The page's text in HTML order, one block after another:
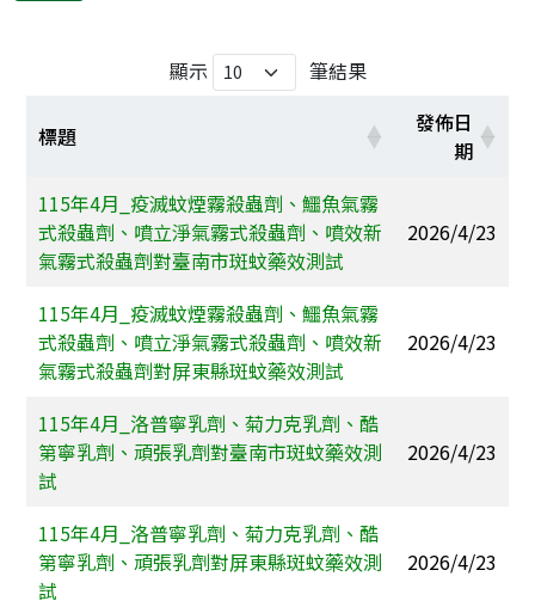
顯示 筆結果
標題
發佈日
期
115年4月_疫滅蚊煙霧殺蟲劑、鱷魚氣霧
式殺蟲劑、噴立淨氣霧式殺蟲劑、噴效新
氣霧式殺蟲劑對臺南市斑蚊藥效測試
2026/4/23
115年4月_疫滅蚊煙霧殺蟲劑、鱷魚氣霧
式殺蟲劑、噴立淨氣霧式殺蟲劑、噴效新
氣霧式殺蟲劑對屏東縣斑蚊藥效測試
2026/4/23
115年4月_洛普寧乳劑、菊力克乳劑、酷
第寧乳劑、頑張乳劑對臺南市斑蚊藥效測
試
2026/4/23
115年4月_洛普寧乳劑、菊力克乳劑、酷
第寧乳劑、頑張乳劑對屏東縣斑蚊藥效測
試
2026/4/23